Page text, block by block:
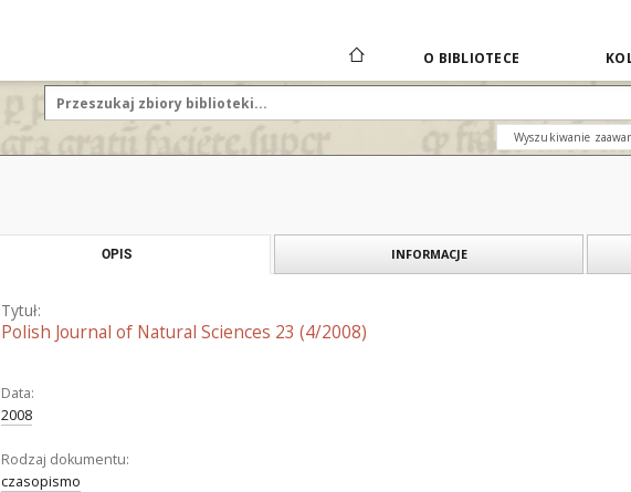
O BIBLIOTECE
Wyszukiwanie
OPIS INFORMACJE
Tytuł:
Polish Journal of Natural Sciences 23 (4/2008)
Data:
2008
Rodzaj dokumentu:
czasopismo